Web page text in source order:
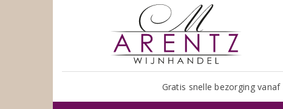
Gratis snelle bezorging vanaf